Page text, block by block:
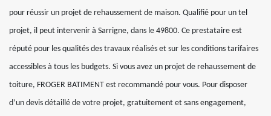
pour réussir un projet de rehaussement de maison. Qualifié pour un tel
projet, il peut intervenir à Sarrigne, dans le 49800. Ce prestataire est
réputé pour les qualités des travaux réalisés et sur les conditions tarifaires
accessibles à tous les budgets. Si vous avez un projet de rehaussement de
toiture, FROGER BATIMENT est recommandé pour vous. Pour disposer
d’un devis détaillé de votre projet, gratuitement et sans engagement,